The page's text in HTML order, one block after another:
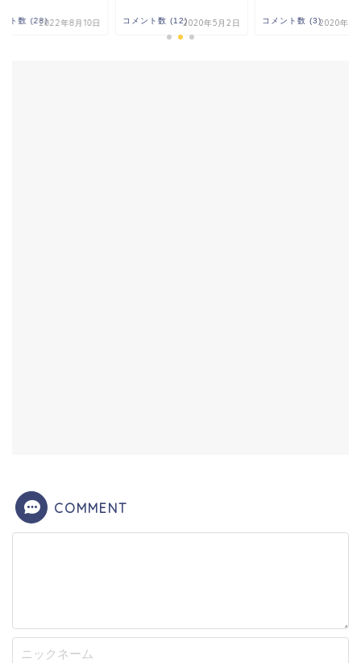
2022年8月10日
ト数 (28) 2020年5月2日
コメント数 (12) 2020年4
コメント数 (3)
COMMENT